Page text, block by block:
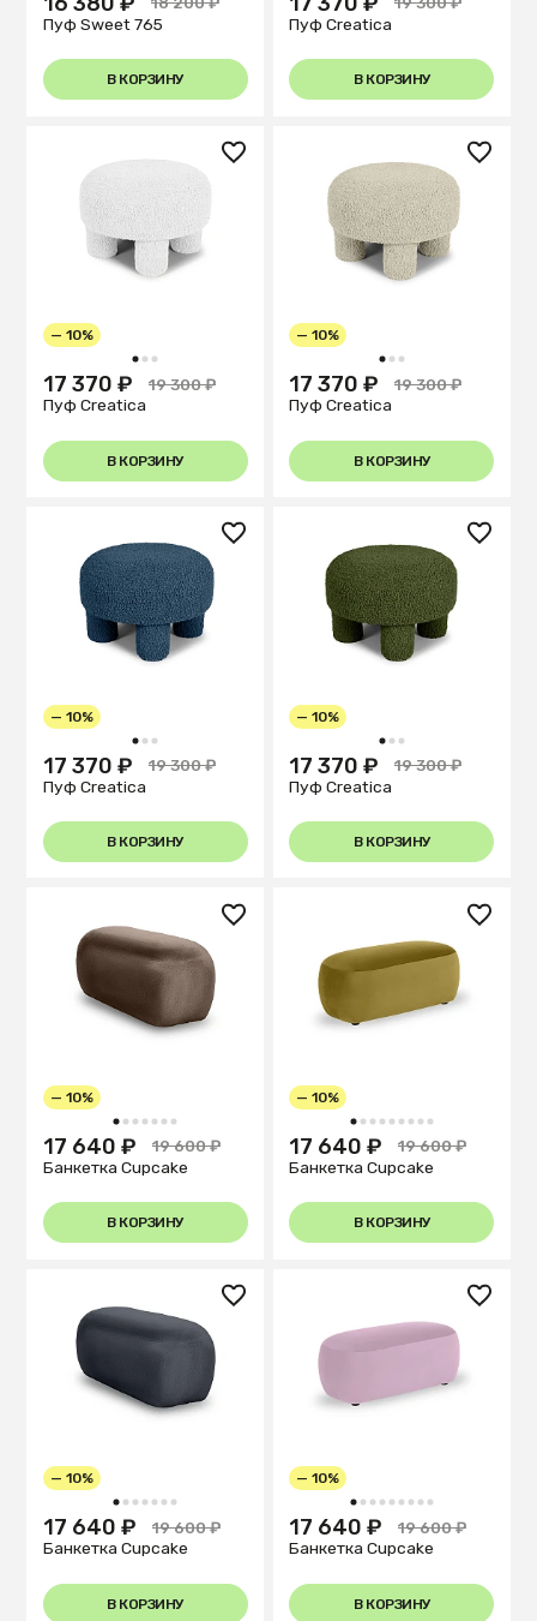
Пуф Sweet 765
В КОРЗИНУ
Пуф Creatica
В КОРЗИНУ
1 2 3
— 10%
17 370 ₽
19 300 ₽
Пуф Creatica
В КОРЗИНУ
1 2 3
— 10%
17 370 ₽
19 300 ₽
Пуф Creatica
В КОРЗИНУ
1 2 3
— 10%
17 370 ₽
19 300 ₽
Пуф Creatica
В КОРЗИНУ
1 2 3
— 10%
17 370 ₽
19 300 ₽
Пуф Creatica
В КОРЗИНУ
1 2 3 4 5 6 7
— 10%
17 640 ₽
19 600 ₽
Банкетка Cupcake
В КОРЗИНУ
1 2 3 4 5 6 7 8 9
— 10%
17 640 ₽
19 600 ₽
Банкетка Cupcake
В КОРЗИНУ
1 2 3 4 5 6 7
— 10%
17 640 ₽
19 600 ₽
Банкетка Cupcake
В КОРЗИНУ
1 2 3 4 5 6 7 8 9
— 10%
17 640 ₽
19 600 ₽
Банкетка Cupcake
В КОРЗИНУ